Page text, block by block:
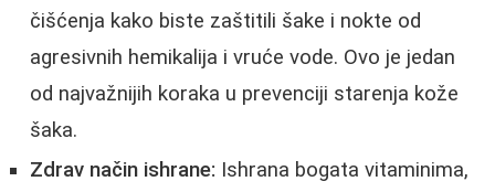
čišćenja kako biste zaštitili šake i nokte od
agresivnih hemikalija i vruće vode. Ovo je jedan
od najvažnijih koraka u prevenciji starenja kože
šaka.
Zdrav način ishrane: Ishrana bogata vitaminima,